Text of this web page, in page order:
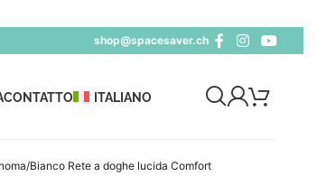
shop@spacesaver.ch
CONTATTO ITALIANO
Bianco Rete a doghe lucida Comfort